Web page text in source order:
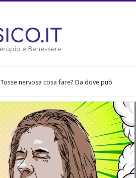
Tosse nervosa cosa fare? Da dove può